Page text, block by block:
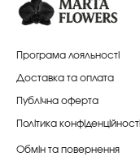
Програма лояльності
Доставка та оплата
Публічна оферта
Політика конфіденційності
Обмін та повернення